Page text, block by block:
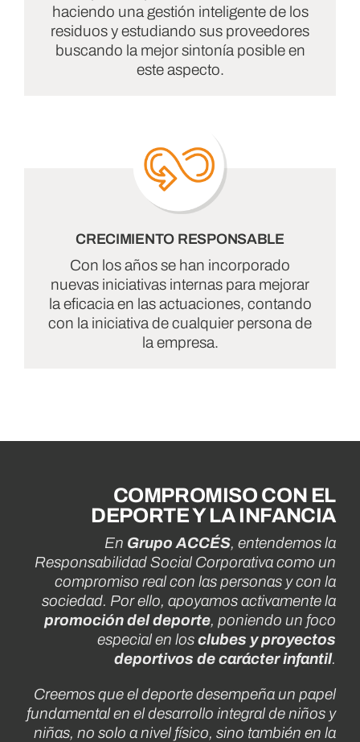
haciendo una gestión inteligente de los
residuos y estudiando sus proveedores
buscando la mejor sintonía posible en
este aspecto.
CRECIMIENTO RESPONSABLE
Con los años se han incorporado
nuevas iniciativas internas para mejorar
la eficacia en las actuaciones, contando
con la iniciativa de cualquier persona de
la empresa.
COMPROMISO CON EL
DEPORTE Y LA INFANCIA
En Grupo ACCÉS, entendemos la
Responsabilidad Social Corporativa como un
compromiso real con las personas y con la
sociedad. Por ello, apoyamos activamente la
promoción del deporte, poniendo un foco
especial en losclubes y proyectos
deportivos de carácter infantil.
Creemos que el deporte desempeña un papel
fundamental en el desarrollo integral de niños y
niñas, no solo a nivel físico, sino también en la